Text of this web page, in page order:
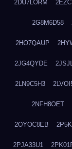
2DU7LORM
2G8M6D58
2HO7QAUP
2JG4QYDE
2LN9C5H3
2NFH8OET
2OYOC8EB
2PJA33U1